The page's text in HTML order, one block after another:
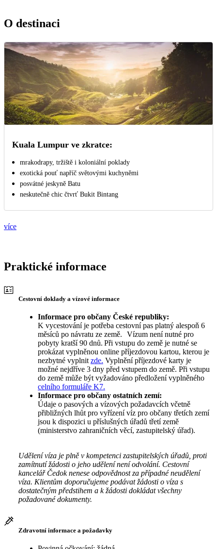
O destinaci
Kuala Lumpur ve zkratce:
mrakodrapy, tržiště i koloniální poklady
exotická pouť napříč světovými kuchyněmi
posvátné jeskyně Batu
neskutečně chic čtvrť Bukit Bintang
více
Praktické informace
Cestovní doklady a vízové informace
Informace pro občany České republiky:
K vycestování je potřeba cestovní pas platný alespoň 6
měsíců po návratu ze země. Vízum není nutné pro
pobyty kratší 90 dnů. Při vstupu do země je nutné se
prokázat vyplněnou online příjezdovou kartou, kterou je
nezbytné vyplnit zde. Vyplnění příjezdové karty je
možné nejdříve 3 dny před vstupem do země. Při vstupu
do země může být vyžadováno předložení vyplněného
celního formuláře K7.
Informace pro občany ostatních zemí:
Údaje o pasových a vízových požadavcích včetně
přibližných lhůt pro vyřízení víz pro občany třetích zemí
jsou k dispozici u příslušných úřadů třetí země
(ministerstvo zahraničních věcí, zastupitelský úřad).
Udělení víza je plně v kompetenci zastupitelských úřadů, proti
zamítnutí žádosti o jeho udělení není odvolání. Cestovní
kancelář Čedok nenese odpovědnost za případné neudělení
víza. Klientům doporučujeme podávat žádosti o víza s
dostatečným předstihem a k žádosti dokládat všechny
požadované dokumenty.
Zdravotní informace a požadavky